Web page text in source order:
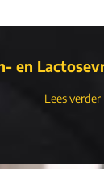
en
Lees verder